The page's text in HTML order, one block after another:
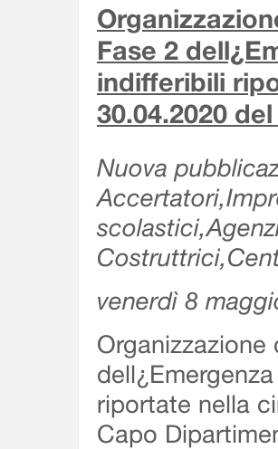
Fase 2
indifferibili
30.04.2020
Nuova
venerdì 8
riportate nella
Capo